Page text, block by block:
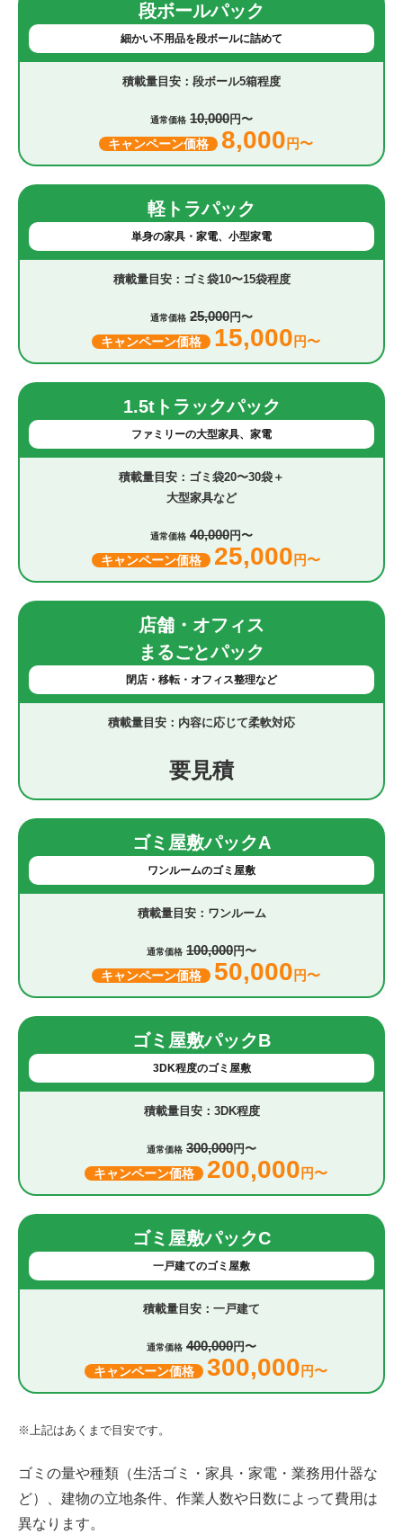
段ボールパック
細かい不用品を段ボールに詰めて
段ボール5箱程度
通常価格 10,000円〜
キャンペーン価格 8,000 円〜
軽トラパック
単身の家具・家電、小型家電
ゴミ袋10〜15袋程度
通常価格 25,000円〜
キャンペーン価格 15,000 円〜
1.5tトラックパック
ファミリーの大型家具、家電
ゴミ袋20〜30袋＋
大型家具など
通常価格 40,000円〜
キャンペーン価格 25,000 円〜
店舗・オフィス
まるごとパック
閉店・移転・オフィス整理など
内容に応じて柔軟対応
要見積
ゴミ屋敷パックA
ワンルームのゴミ屋敷
ワンルーム
通常価格 100,000円〜
キャンペーン価格 50,000 円〜
ゴミ屋敷パックB
3DK程度のゴミ屋敷
3DK程度
通常価格 300,000円〜
キャンペーン価格 200,000 円〜
ゴミ屋敷パックC
一戸建てのゴミ屋敷
一戸建て
通常価格 400,000円〜
キャンペーン価格 300,000 円〜
※上記はあくまで目安です。
ゴミの量や種類（生活ゴミ・家具・家電・業務用什器な
ど）、建物の立地条件、作業人数や日数によって費用は
異なります。